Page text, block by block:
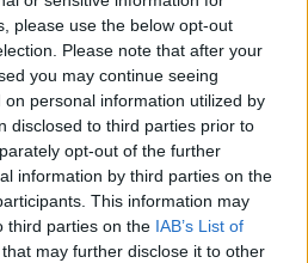
please use the below opt-out
Please note that after your
you may continue seeing
personal information utilized by
disclosed to third parties prior to
opt-out of the further
information by third parties on the
This information may
third parties on the IAB’s List of
that may further disclose it to other
10 kilometer fristil.
start, og første løper
fra laget som har kniven